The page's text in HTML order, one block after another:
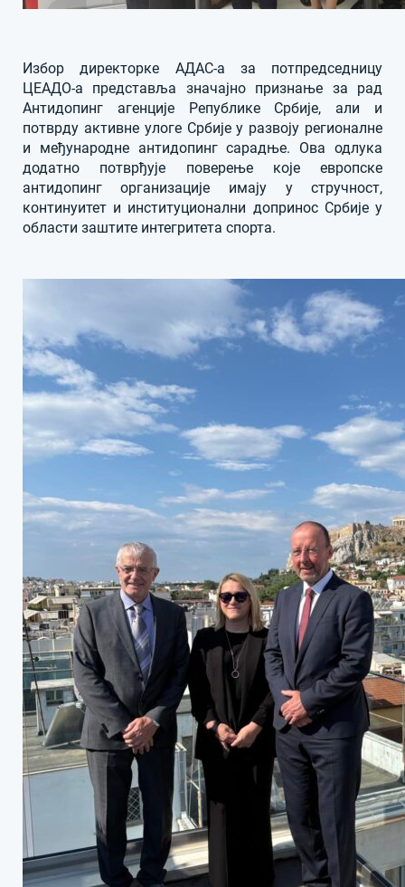
Избор директорке АДАС-а за потпредседницу
ЦЕАДО-а представља значајно признање за рад
Антидопинг агенције Републике Србије, али и
потврду активне улоге Србије у развоју регионалне
и међународне антидопинг сарадње. Ова одлука
додатно потврђује поверење које европске
антидопинг организације имају у стручност,
континуитет и институционални допринос Србије у
области заштите интегритета спорта.